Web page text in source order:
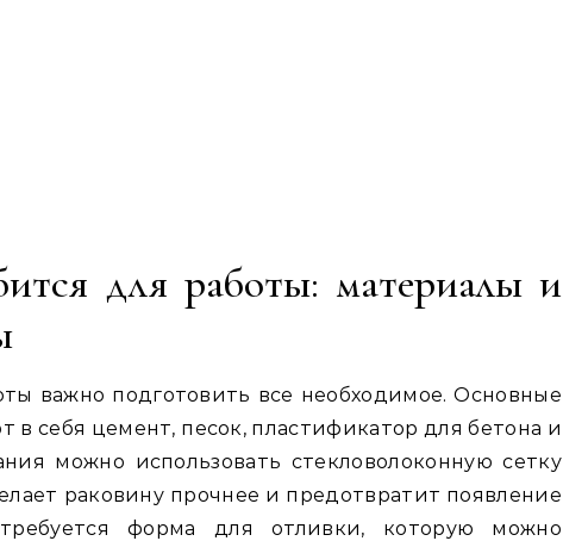
для работы: материалы и
важно подготовить все необходимое. Основные
в себя цемент, песок, пластификатор для бетона и
можно использовать стекловолоконную сетку
раковину прочнее и предотвратит появление
форма для отливки, которую можно